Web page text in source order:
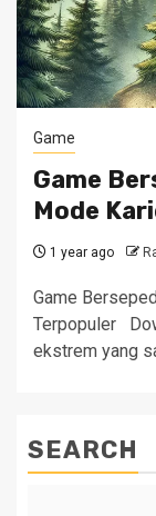
Game
Game
Mode
1 year ago
Game
Terpopuler
ekstrem yang
SEARCH